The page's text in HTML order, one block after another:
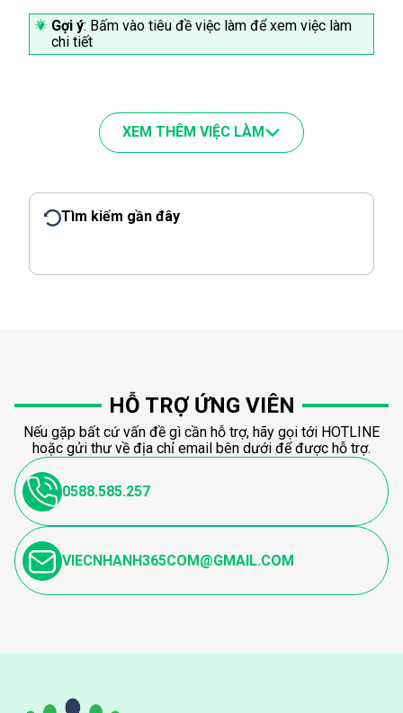
Gợi ý: Bấm vào tiêu đề việc làm để xem việc làm
chi tiết
XEM THÊM VIỆC LÀM
Tìm kiếm gần đây
HỖ TRỢ ỨNG VIÊN
Nếu gặp bất cứ vấn đề gì cần hỗ trợ, hãy gọi tới HOTLINE
hoặc gửi thư về địa chỉ email bên dưới để được hỗ trợ.
0588.585.257
VIECNHANH365COM@GMAIL.COM